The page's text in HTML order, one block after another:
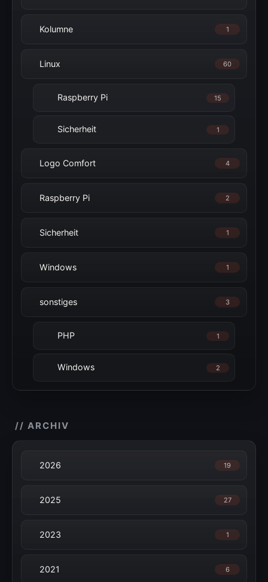
Kolumne 1
Linux 60
Raspberry Pi 15
Sicherheit 1
Logo Comfort 4
Raspberry Pi 2
Sicherheit 1
Windows 1
sonstiges 3
PHP 1
Windows 2
// ARCHIV
2026 19
2025 27
2023 1
2021 6